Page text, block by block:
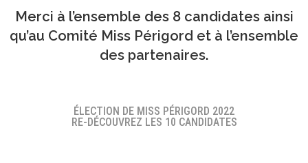
Merci à l’ensemble des 8 candidates ainsi
qu’au Comité Miss Périgord et à l’ensemble
des partenaires.
ÉLECTION DE MISS PÉRIGORD 2022
RE-DÉCOUVREZ LES 10 CANDIDATES